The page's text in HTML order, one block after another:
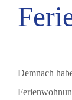
Demnach